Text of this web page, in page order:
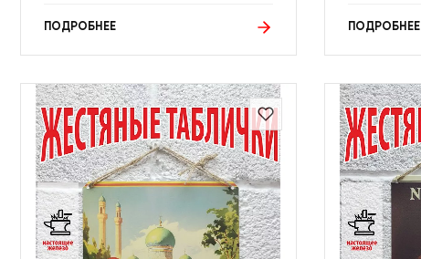
ПОДРОБНЕЕ ПОДРОБНЕЕ